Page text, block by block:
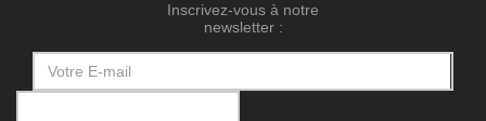
Inscrivez-vous à notre
newsletter :